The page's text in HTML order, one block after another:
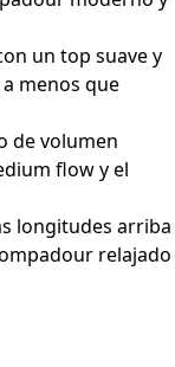
un top suave y
menos que
de volumen
flow y el
longitudes arriba
relajado